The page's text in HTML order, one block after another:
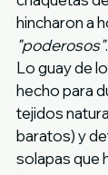
hincharon a
"poderosos".
Lo guay de
hecho para
tejidos
baratos) y
solapas que